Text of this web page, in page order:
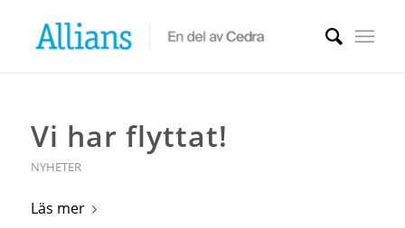
Vi har flyttat!
NYHETER
Läs mer